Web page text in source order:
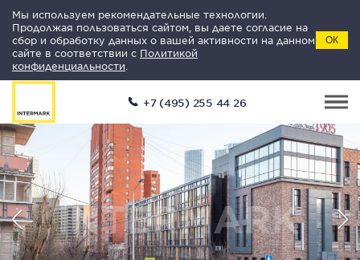
Мы используем рекомендательные технологии.
Продолжая пользоваться сайтом, вы даете согласие на
сбор и обработку данных о вашей активности на данном
сайте в соответствии с Политикой
конфиденциальности
ОК
+7 (495) 255 44 26